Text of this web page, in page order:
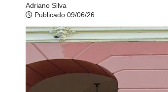
Adriano Silva
Publicado 09/06/26